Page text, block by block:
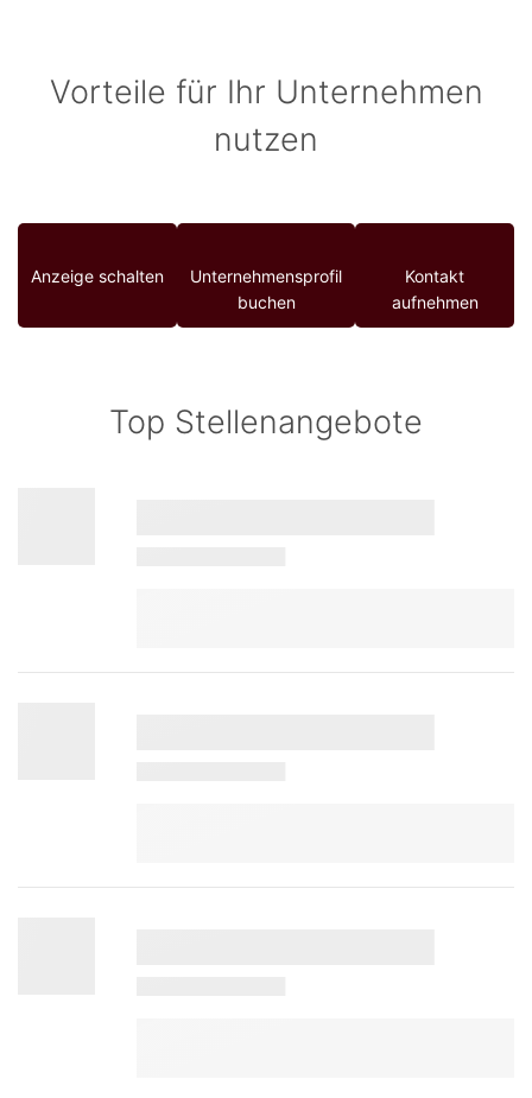
Vorteile für Ihr Unternehmen
nutzen
Anzeige schalten
Unternehmensprofil
buchen
Kontakt
aufnehmen
Top Stellenangebote